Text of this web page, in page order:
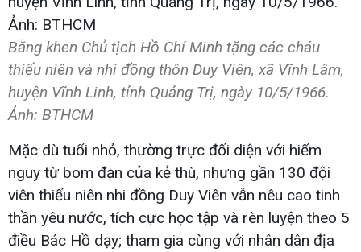
Bằng khen Chủ tịch Hồ Chí Minh tặng các cháu
thiếu niên và nhi đồng thôn Duy Viên, xã Vĩnh Lâm,
huyện Vĩnh Linh, tỉnh Quảng Trị, ngày 10/5/1966.
Ảnh: BTHCM
Mặc dù tuổi nhỏ, thường trực đối diện với hiểm
nguy từ bom đạn của kẻ thù, nhưng gần 130 đội
viên thiếu niên nhi đồng Duy Viên vẫn nêu cao tinh
thần yêu nước, tích cực học tập và rèn luyện theo 5
điều Bác Hồ dạy; tham gia cùng với nhân dân địa